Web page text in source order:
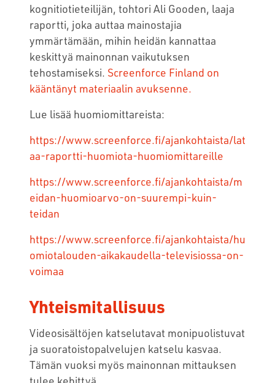
kognitiotieteilijän, tohtori Ali Gooden, laaja
raportti, joka auttaa mainostajia
ymmärtämään, mihin heidän kannattaa
keskittyä mainonnan vaikutuksen
tehostamiseksi. Screenforce Finland on
kääntänyt materiaalin avuksenne.
Lue lisää huomiomittareista:
https://www.screenforce.fi/ajankohtaista/lat
aa-raportti-huomiota-huomiomittareille
https://www.screenforce.fi/ajankohtaista/m
eidan-huomioarvo-on-suurempi-kuin-
teidan
https://www.screenforce.fi/ajankohtaista/hu
omiotalouden-aikakaudella-televisiossa-on-
voimaa
Yhteismitallisuus
Videosisältöjen katselutavat monipuolistuvat
ja suoratoistopalvelujen katselu kasvaa.
Tämän vuoksi myös mainonnan mittauksen